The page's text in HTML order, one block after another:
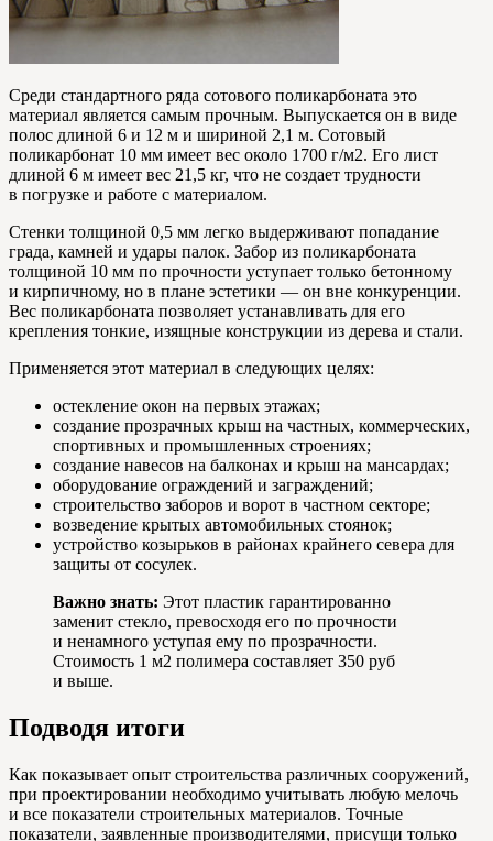
Среди стандартного ряда сотового поликарбоната это
материал является самым прочным. Выпускается он в виде
полос длиной 6 и 12 м и шириной 2,1 м. Сотовый
поликарбонат 10 мм имеет вес около 1700 г/м2. Его лист
длиной 6 м имеет вес 21,5 кг, что не создает трудности
в погрузке и работе с материалом.
Стенки толщиной 0,5 мм легко выдерживают попадание
града, камней и удары палок. Забор из поликарбоната
толщиной 10 мм по прочности уступает только бетонному
и кирпичному, но в плане эстетики — он вне конкуренции.
Вес поликарбоната позволяет устанавливать для его
крепления тонкие, изящные конструкции из дерева и стали.
Применяется этот материал в следующих целях:
остекление окон на первых этажах;
создание прозрачных крыш на частных, коммерческих,
спортивных и промышленных строениях;
создание навесов на балконах и крыш на мансардах;
оборудование ограждений и заграждений;
строительство заборов и ворот в частном секторе;
возведение крытых автомобильных стоянок;
устройство козырьков в районах крайнего севера для
защиты от сосулек.
Важно знать: Этот пластик гарантированно
заменит стекло, превосходя его по прочности
и ненамного уступая ему по прозрачности.
Стоимость 1 м2 полимера составляет 350 руб
и выше.
Подводя итоги
Как показывает опыт строительства различных сооружений,
при проектировании необходимо учитывать любую мелочь
и все показатели строительных материалов. Точные
показатели, заявленные производителями, присущи только